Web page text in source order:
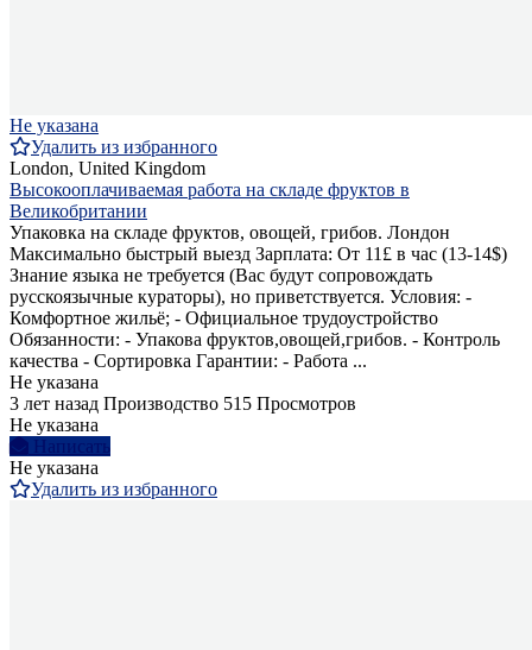
Не указана
Удалить из избранного
London, United Kingdom
Высокооплачиваемая работа на складе фруктов в
Великобритании
Упаковка на складе фруктов, овощей, грибов. Лондон
Максимально быстрый выезд Зарплата: От 11£ в час (13-14$)
Знание языка не требуется (Вас будут сопровождать
русскоязычные кураторы), но приветствуется. Условия: -
Комфортное жильё; - Официальное трудоустройство
Обязанности: - Упакова фруктов,овощей,грибов. - Контроль
качества - Сортировка Гарантии: - Работа ...
Не указана
3 лет назад Производство 515 Просмотров
Не указана
Написать
Не указана
Удалить из избранного